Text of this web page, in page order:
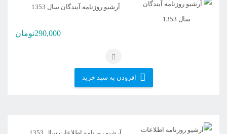
آرشیو روزنامه آیندگان سال 1353
290,000تومان
افزودن به سبد خرید